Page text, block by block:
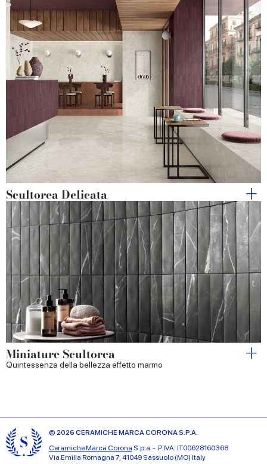
Scultorea Delicata
Miniature Scultorea
Quintessenza della bellezza effetto marmo
© 2026 CERAMICHE MARCA CORONA S.P.A.
Ceramiche Marca Corona S.p.a. - P.IVA: IT00628160368
Via Emilia Romagna 7, 41049 Sassuolo (MO) Italy